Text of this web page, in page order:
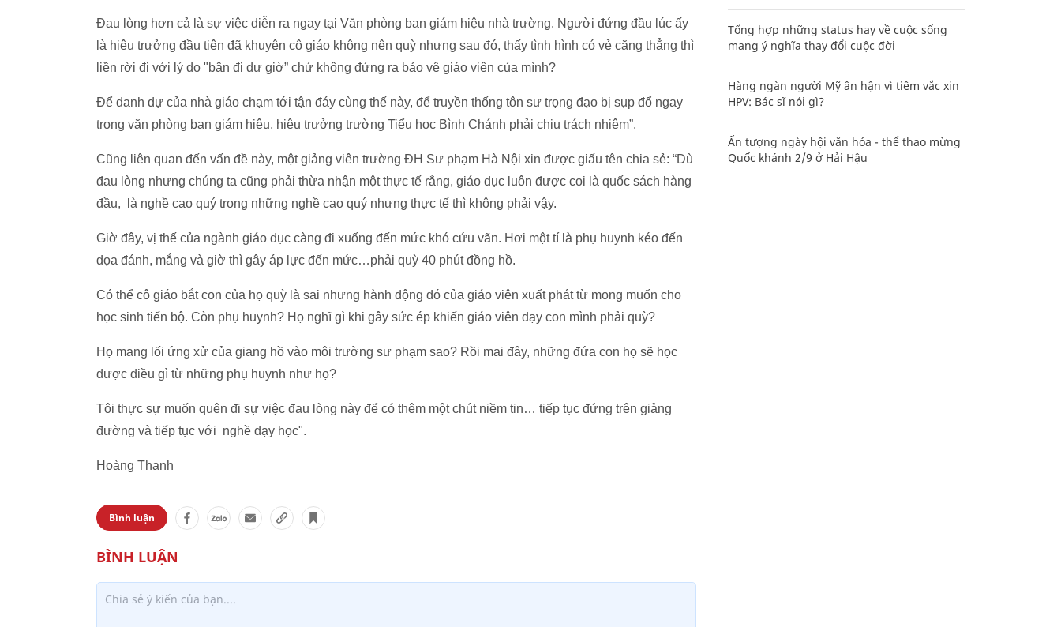
Đau lòng hơn cả là sự việc diễn ra ngay tại Văn phòng ban giám hiệu nhà trường. Người đứng đầu lúc ấy
là hiệu trưởng đầu tiên đã khuyên cô giáo không nên quỳ nhưng sau đó, thấy tình hình có vẻ căng thẳng thì
liền rời đi với lý do "bận đi dự giờ” chứ không đứng ra bảo vệ giáo viên của mình?
Để danh dự của nhà giáo chạm tới tận đáy cùng thế này, để truyền thống tôn sư trọng đạo bị sụp đổ ngay
trong văn phòng ban giám hiệu, hiệu trưởng trường Tiểu học Bình Chánh phải chịu trách nhiệm”.
Cũng liên quan đến vấn đề này, một giảng viên trường ĐH Sư phạm Hà Nội xin được giấu tên chia sẻ: “Dù
đau lòng nhưng chúng ta cũng phải thừa nhận một thực tế rằng, giáo dục luôn được coi là quốc sách hàng
đầu, là nghề cao quý trong những nghề cao quý nhưng thực tế thì không phải vậy.
Giờ đây, vị thế của ngành giáo dục càng đi xuống đến mức khó cứu vãn. Hơi một tí là phụ huynh kéo đến
dọa đánh, mắng và giờ thì gây áp lực đến mức…phải quỳ 40 phút đồng hồ.
Có thể cô giáo bắt con của họ quỳ là sai nhưng hành động đó của giáo viên xuất phát từ mong muốn cho
học sinh tiến bộ. Còn phụ huynh? Họ nghĩ gì khi gây sức ép khiến giáo viên dạy con mình phải quỳ?
Họ mang lối ứng xử của giang hồ vào môi trường sư phạm sao? Rồi mai đây, những đứa con họ sẽ học
được điều gì từ những phụ huynh như họ?
Tôi thực sự muốn quên đi sự việc đau lòng này để có thêm một chút niềm tin… tiếp tục đứng trên giảng
đường và tiếp tục với nghề dạy học".
Hoàng Thanh
Bình luận
Tổng hợp những status hay về cuộc sống
mang ý nghĩa thay đổi cuộc đời
Hàng ngàn người Mỹ ân hận vì tiêm vắc xin
HPV: Bác sĩ nói gì?
Ấn tượng ngày hội văn hóa - thể thao mừng
Quốc khánh 2/9 ở Hải Hậu